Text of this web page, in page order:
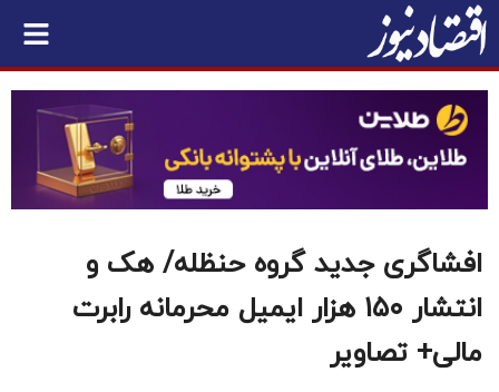
افشاگری جدید گروه حنظله/ هک و
انتشار ۱۵۰ هزار ایمیل محرمانه رابرت
مالی+ تصاویر